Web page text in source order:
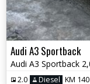
Audi A3 Sportback
2.0 Diesel KM 140